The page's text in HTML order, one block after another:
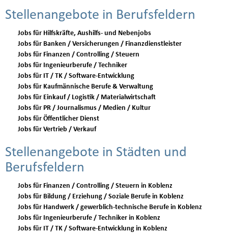
Stellenangebote in Berufsfeldern
Jobs für Hilfskräfte, Aushilfs- und Nebenjobs
Jobs für Banken / Versicherungen / Finanzdienstleister
Jobs für Finanzen / Controlling / Steuern
Jobs für Ingenieurberufe / Techniker
Jobs für IT / TK / Software-Entwicklung
Jobs für Kaufmännische Berufe & Verwaltung
Jobs für Einkauf / Logistik / Materialwirtschaft
Jobs für PR / Journalismus / Medien / Kultur
Jobs für Öffentlicher Dienst
Jobs für Vertrieb / Verkauf
Stellenangebote in Städten und
Berufsfeldern
Jobs für Finanzen / Controlling / Steuern in Koblenz
Jobs für Bildung / Erziehung / Soziale Berufe in Koblenz
Jobs für Handwerk / gewerblich-technische Berufe in Koblenz
Jobs für Ingenieurberufe / Techniker in Koblenz
Jobs für IT / TK / Software-Entwicklung in Koblenz